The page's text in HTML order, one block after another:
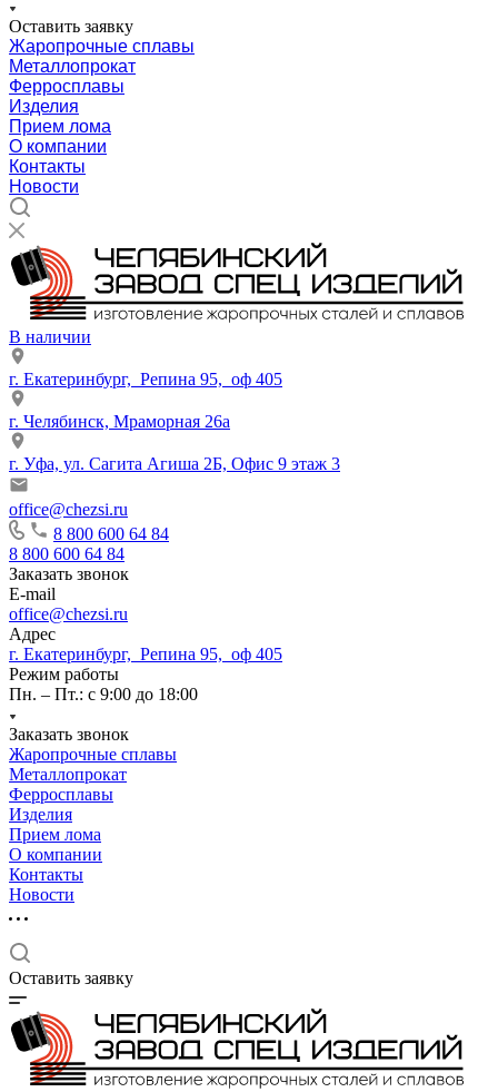
Оставить заявку
Жаропрочные сплавы
Металлопрокат
Ферросплавы
Изделия
Прием лома
О компании
Контакты
Новости
В наличии
г. Екатеринбург, Репина 95, оф 405
г. Челябинск, Мраморная 26а
г. Уфа, ул. Сагита Агиша 2Б, Офис 9 этаж 3
office@chezsi.ru
8 800 600 64 84
8 800 600 64 84
Заказать звонок
E-mail
office@chezsi.ru
Адрес
г. Екатеринбург, Репина 95, оф 405
Режим работы
Пн. – Пт.: с 9:00 до 18:00
Заказать звонок
Жаропрочные сплавы
Металлопрокат
Ферросплавы
Изделия
Прием лома
О компании
Контакты
Новости
Оставить заявку